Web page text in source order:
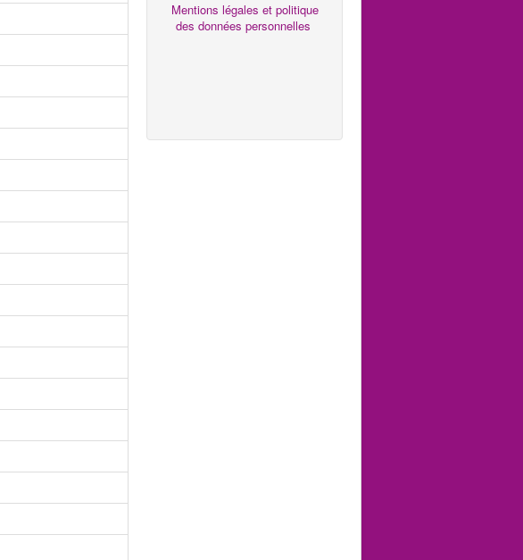
Mentions légales et politique
des données personnelles